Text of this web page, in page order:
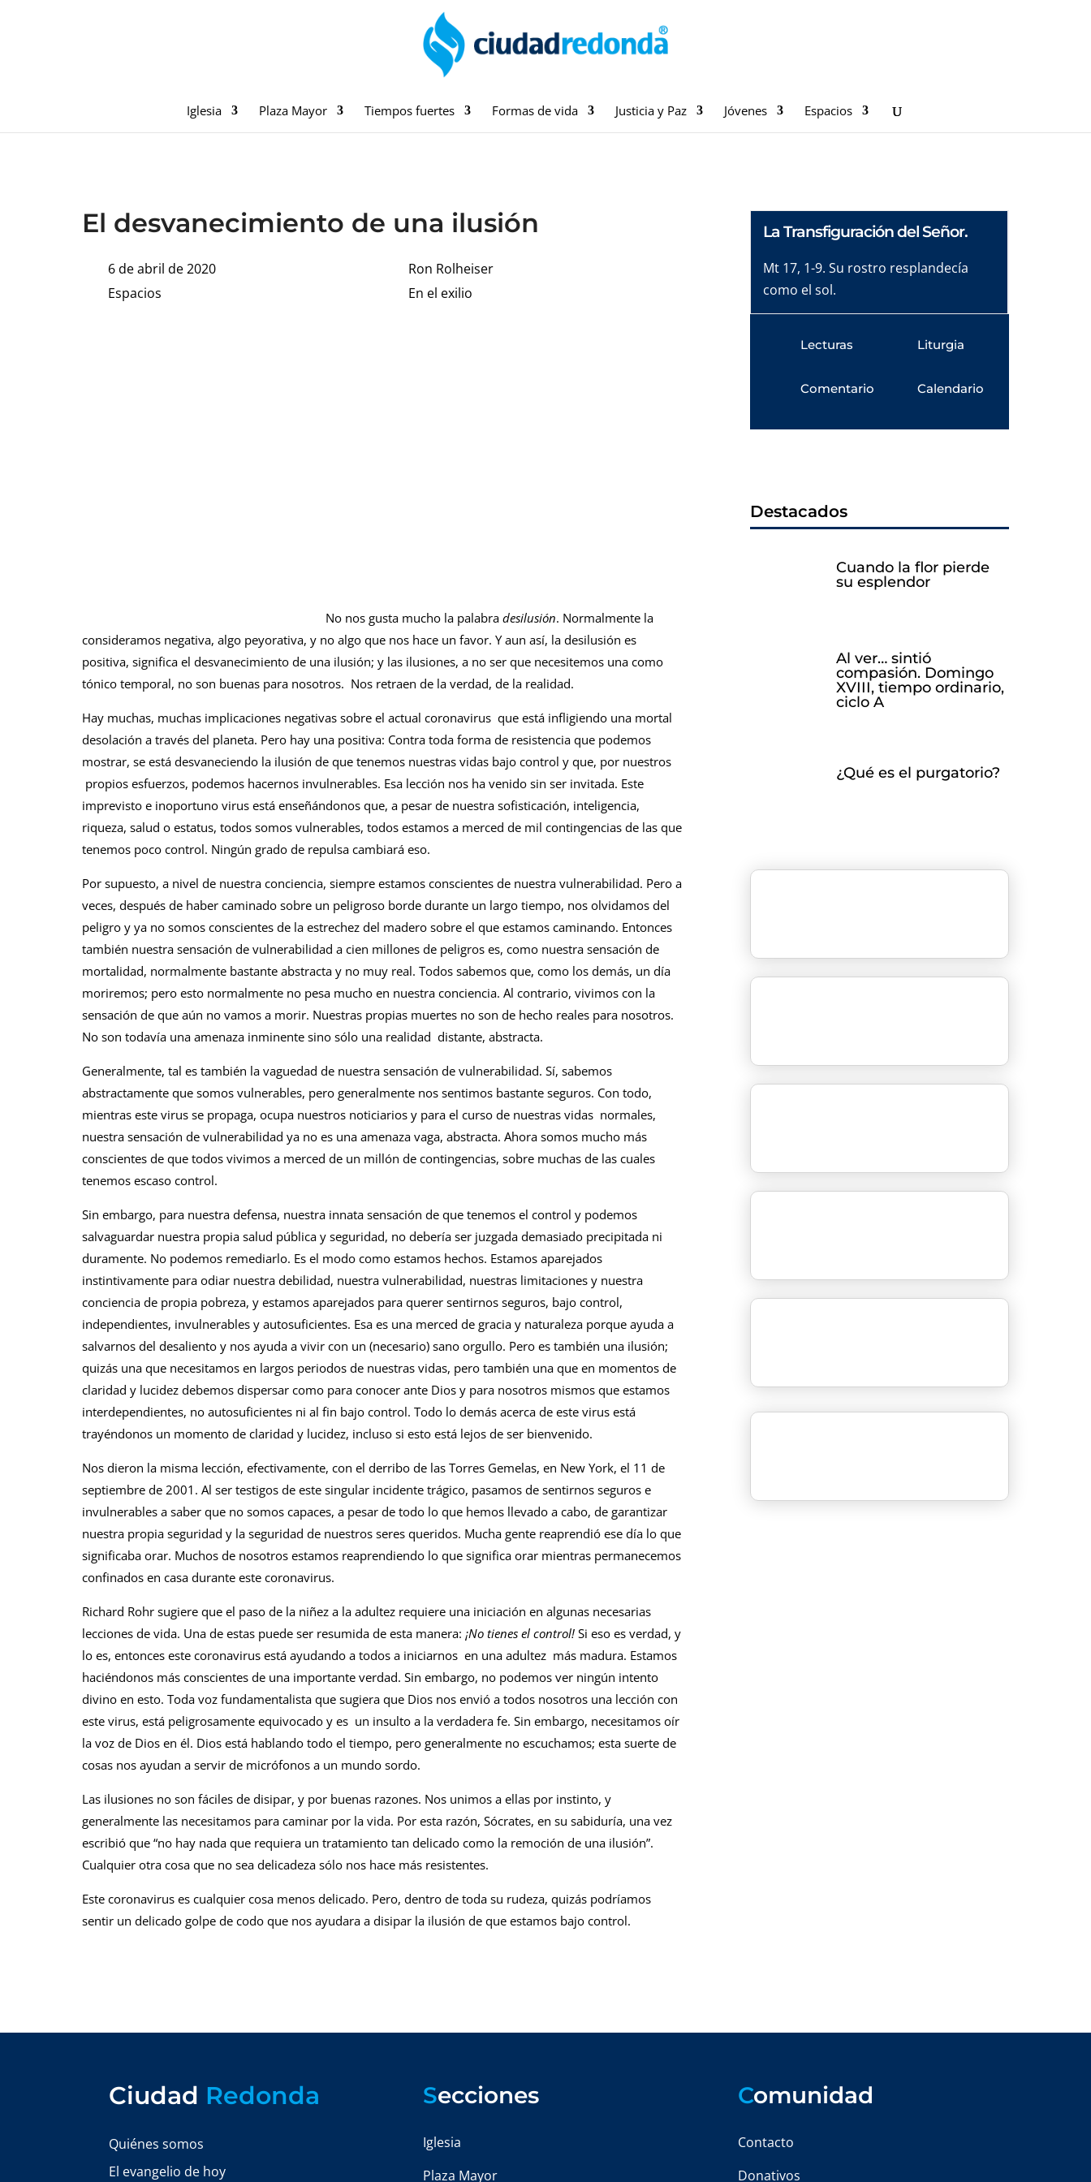
Iglesia Plaza Mayor Tiempos fuertes Formas de vida Justicia y Paz Jóvenes Espacios
El desvanecimiento de una ilusión
6 de abril de 2020
Espacios
Ron Rolheiser
En el exilio
No nos gusta mucho la palabra desilusión. Normalmente la
consideramos negativa, algo peyorativa, y no algo que nos hace un favor. Y aun así, la desilusión es
positiva, significa el desvanecimiento de una ilusión; y las ilusiones, a no ser que necesitemos una como
tónico temporal, no son buenas para nosotros. Nos retraen de la verdad, de la realidad.
Hay muchas, muchas implicaciones negativas sobre el actual coronavirus que está infligiendo una mortal
desolación a través del planeta. Pero hay una positiva: Contra toda forma de resistencia que podemos
mostrar, se está desvaneciendo la ilusión de que tenemos nuestras vidas bajo control y que, por nuestros
propios esfuerzos, podemos hacernos invulnerables. Esa lección nos ha venido sin ser invitada. Este
imprevisto e inoportuno virus está enseñándonos que, a pesar de nuestra sofisticación, inteligencia,
riqueza, salud o estatus, todos somos vulnerables, todos estamos a merced de mil contingencias de las que
tenemos poco control. Ningún grado de repulsa cambiará eso.
Por supuesto, a nivel de nuestra conciencia, siempre estamos conscientes de nuestra vulnerabilidad. Pero a
veces, después de haber caminado sobre un peligroso borde durante un largo tiempo, nos olvidamos del
peligro y ya no somos conscientes de la estrechez del madero sobre el que estamos caminando. Entonces
también nuestra sensación de vulnerabilidad a cien millones de peligros es, como nuestra sensación de
mortalidad, normalmente bastante abstracta y no muy real. Todos sabemos que, como los demás, un día
moriremos; pero esto normalmente no pesa mucho en nuestra conciencia. Al contrario, vivimos con la
sensación de que aún no vamos a morir. Nuestras propias muertes no son de hecho reales para nosotros.
No son todavía una amenaza inminente sino sólo una realidad distante, abstracta.
Generalmente, tal es también la vaguedad de nuestra sensación de vulnerabilidad. Sí, sabemos
abstractamente que somos vulnerables, pero generalmente nos sentimos bastante seguros. Con todo,
mientras este virus se propaga, ocupa nuestros noticiarios y para el curso de nuestras vidas normales,
nuestra sensación de vulnerabilidad ya no es una amenaza vaga, abstracta. Ahora somos mucho más
conscientes de que todos vivimos a merced de un millón de contingencias, sobre muchas de las cuales
tenemos escaso control.
Sin embargo, para nuestra defensa, nuestra innata sensación de que tenemos el control y podemos
salvaguardar nuestra propia salud pública y seguridad, no debería ser juzgada demasiado precipitada ni
duramente. No podemos remediarlo. Es el modo como estamos hechos. Estamos aparejados
instintivamente para odiar nuestra debilidad, nuestra vulnerabilidad, nuestras limitaciones y nuestra
conciencia de propia pobreza, y estamos aparejados para querer sentirnos seguros, bajo control,
independientes, invulnerables y autosuficientes. Esa es una merced de gracia y naturaleza porque ayuda a
salvarnos del desaliento y nos ayuda a vivir con un (necesario) sano orgullo. Pero es también una ilusión;
quizás una que necesitamos en largos periodos de nuestras vidas, pero también una que en momentos de
claridad y lucidez debemos dispersar como para conocer ante Dios y para nosotros mismos que estamos
interdependientes, no autosuficientes ni al fin bajo control. Todo lo demás acerca de este virus está
trayéndonos un momento de claridad y lucidez, incluso si esto está lejos de ser bienvenido.
Nos dieron la misma lección, efectivamente, con el derribo de las Torres Gemelas, en New York, el 11 de
septiembre de 2001. Al ser testigos de este singular incidente trágico, pasamos de sentirnos seguros e
invulnerables a saber que no somos capaces, a pesar de todo lo que hemos llevado a cabo, de garantizar
nuestra propia seguridad y la seguridad de nuestros seres queridos. Mucha gente reaprendió ese día lo que
significaba orar. Muchos de nosotros estamos reaprendiendo lo que significa orar mientras permanecemos
confinados en casa durante este coronavirus.
Richard Rohr sugiere que el paso de la niñez a la adultez requiere una iniciación en algunas necesarias
lecciones de vida. Una de estas puede ser resumida de esta manera: ¡No tienes el control! Si eso es verdad, y
lo es, entonces este coronavirus está ayudando a todos a iniciarnos en una adultez más madura. Estamos
haciéndonos más conscientes de una importante verdad. Sin embargo, no podemos ver ningún intento
divino en esto. Toda voz fundamentalista que sugiera que Dios nos envió a todos nosotros una lección con
este virus, está peligrosamente equivocado y es un insulto a la verdadera fe. Sin embargo, necesitamos oír
la voz de Dios en él. Dios está hablando todo el tiempo, pero generalmente no escuchamos; esta suerte de
cosas nos ayudan a servir de micrófonos a un mundo sordo.
Las ilusiones no son fáciles de disipar, y por buenas razones. Nos unimos a ellas por instinto, y
generalmente las necesitamos para caminar por la vida. Por esta razón, Sócrates, en su sabiduría, una vez
escribió que “no hay nada que requiera un tratamiento tan delicado como la remoción de una ilusión”.
Cualquier otra cosa que no sea delicadeza sólo nos hace más resistentes.
Este coronavirus es cualquier cosa menos delicado. Pero, dentro de toda su rudeza, quizás podríamos
sentir un delicado golpe de codo que nos ayudara a disipar la ilusión de que estamos bajo control.
La Transfiguración del Señor.
Mt 17, 1-9. Su rostro resplandecía
como el sol.
Lecturas
Comentario
Liturgia
Calendario
Destacados
Cuando la flor pierde
su esplendor
Al ver… sintió
compasión. Domingo
XVIII, tiempo ordinario,
ciclo A
¿Qué es el purgatorio?
Ciudad Redonda
Quiénes somos
El evangelio de hoy
Secciones
Iglesia
Plaza Mayor
Comunidad
Contacto
Donativos